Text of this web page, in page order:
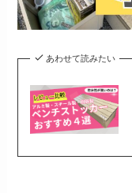
あわせて読みたい